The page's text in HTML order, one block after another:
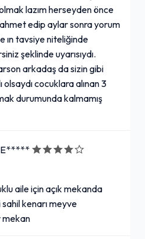
lazım herseyden önce
edip aylar sonra yorum
ın tavsiye niteliğinde
şeklinde uyarısıydı.
arkadaş da sizin gibi
olsaydı cocuklara alınan 3
durumunda kalmamış
aile için açık mekanda
kenarı meyve
mekan